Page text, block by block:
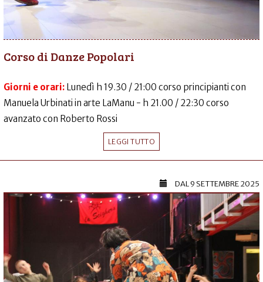
Corso di Danze Popolari
Giorni e orari: Lunedì h 19.30 / 21:00 corso principianti con
Manuela Urbinati in arte LaManu - h 21.00 / 22:30 corso
avanzato con Roberto Rossi
LEGGI TUTTO
DAL9 SETTEMBRE 2025